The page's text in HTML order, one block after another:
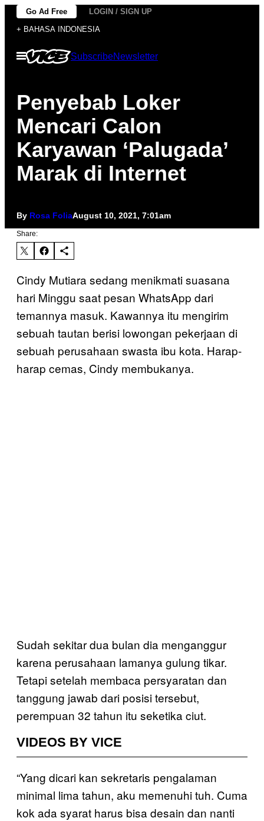
Skip
content
Go Ad Free
LOGIN / SIGN UP
+ BAHASA INDONESIA
Open
Menu
SubscribeNewsletter
Penyebab Loker
Mencari Calon
Karyawan ‘Palugada’
Marak di Internet
By Rosa FoliaAugust 10, 2021, 7:01am
Share:
Cindy Mutiara sedang menikmati suasana
hari Minggu saat pesan WhatsApp dari
temannya masuk. Kawannya itu mengirim
sebuah tautan berisi lowongan pekerjaan di
sebuah perusahaan swasta ibu kota. Harap-
harap cemas, Cindy membukanya.
Sudah sekitar dua bulan dia menganggur
karena perusahaan lamanya gulung tikar.
Tetapi setelah membaca persyaratan dan
tanggung jawab dari posisi tersebut,
perempuan 32 tahun itu seketika ciut.
VIDEOS BY VICE
“Yang dicari kan sekretaris pengalaman
minimal lima tahun, aku memenuhi tuh. Cuma
kok ada syarat harus bisa desain dan nanti